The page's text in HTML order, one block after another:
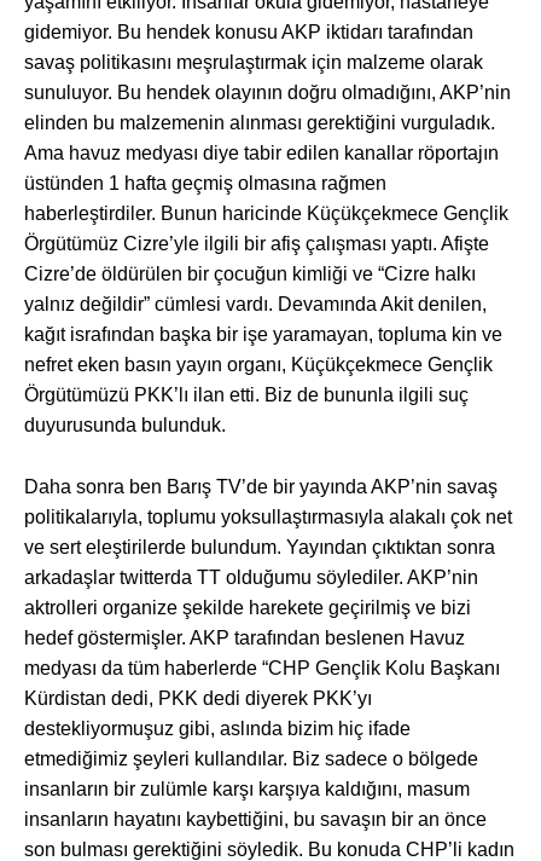
gidemiyor. Bu hendek konusu AKP iktidarı tarafından
savaş politikasını meşrulaştırmak için malzeme olarak
sunuluyor. Bu hendek olayının doğru olmadığını, AKP’nin
elinden bu malzemenin alınması gerektiğini vurguladık.
Ama havuz medyası diye tabir edilen kanallar röportajın
üstünden 1 hafta geçmiş olmasına rağmen
haberleştirdiler. Bunun haricinde Küçükçekmece Gençlik
Örgütümüz Cizre’yle ilgili bir afiş çalışması yaptı. Afişte
Cizre’de öldürülen bir çocuğun kimliği ve “Cizre halkı
yalnız değildir” cümlesi vardı. Devamında Akit denilen,
kağıt israfından başka bir işe yaramayan, topluma kin ve
nefret eken basın yayın organı, Küçükçekmece Gençlik
Örgütümüzü PKK’lı ilan etti. Biz de bununla ilgili suç
duyurusunda bulunduk.
Daha sonra ben Barış TV’de bir yayında AKP’nin savaş
politikalarıyla, toplumu yoksullaştırmasıyla alakalı çok net
ve sert eleştirilerde bulundum. Yayından çıktıktan sonra
arkadaşlar twitterda TT olduğumu söylediler. AKP’nin
aktrolleri organize şekilde harekete geçirilmiş ve bizi
hedef göstermişler. AKP tarafından beslenen Havuz
medyası da tüm haberlerde “CHP Gençlik Kolu Başkanı
Kürdistan dedi, PKK dedi diyerek PKK’yı
destekliyormuşuz gibi, aslında bizim hiç ifade
etmediğimiz şeyleri kullandılar. Biz sadece o bölgede
insanların bir zulümle karşı karşıya kaldığını, masum
insanların hayatını kaybettiğini, bu savaşın bir an önce
son bulması gerektiğini söyledik. Bu konuda CHP’li kadın